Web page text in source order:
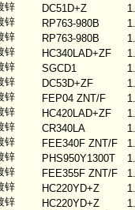
锌 DC51D+Z
锌 RP763-980B
锌 RP763-980B
锌 HC340LAD+ZF
锌 SGCD1
锌 DC53D+ZF
锌 FEP04 ZNT/F
锌 HC420LAD+ZF
锌 CR340LA
锌 FEE340F ZNT/F
锌 PHS950Y1300T
锌 FEE355F ZNT/F
锌 HC220YD+Z
锌 HC220YD+Z